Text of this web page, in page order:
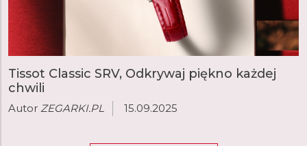
Tissot Classic SRV, Odkrywaj piękno każdej
chwili
Autor ZEGARKI.PL 15.09.2025